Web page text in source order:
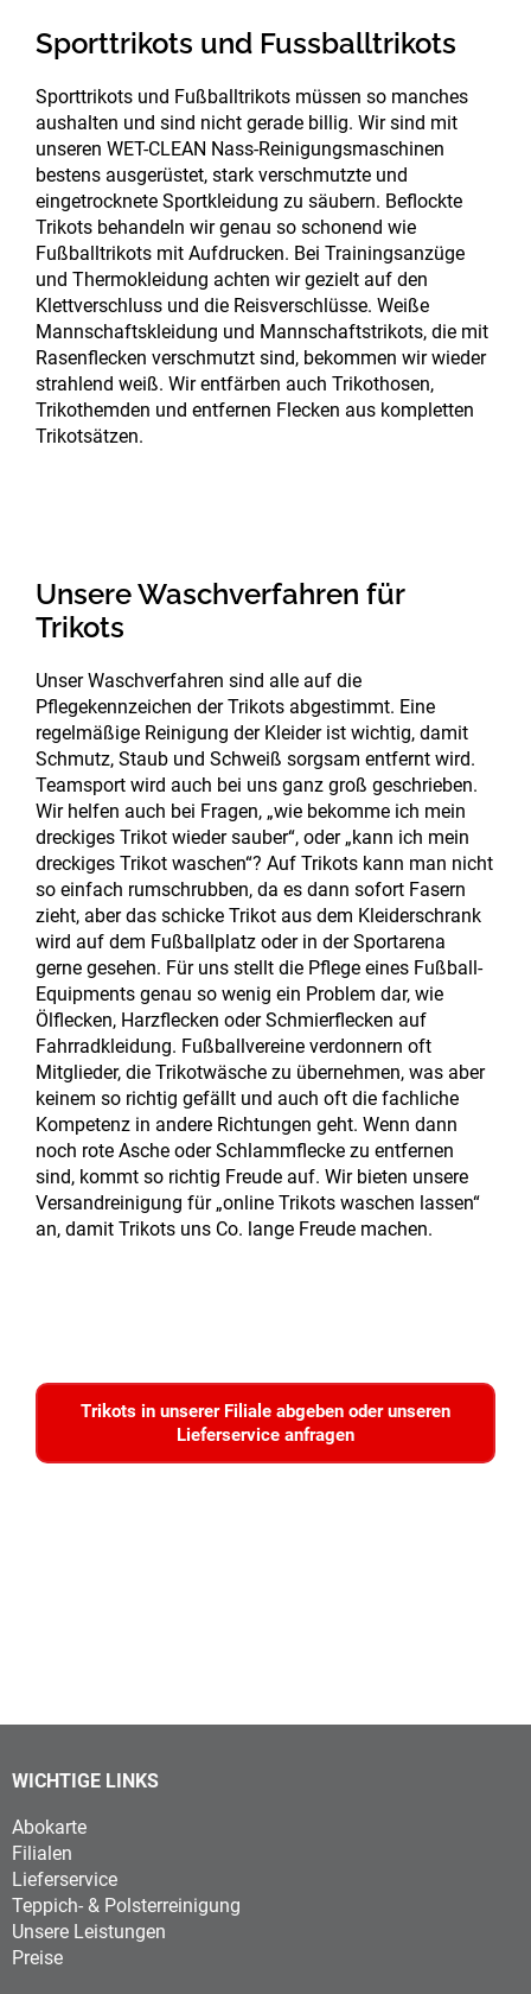
Sporttrikots und Fussballtrikots
Sporttrikots und Fußballtrikots müssen so manches
aushalten und sind nicht gerade billig. Wir sind mit
unseren WET-CLEAN Nass-Reinigungsmaschinen
bestens ausgerüstet, stark verschmutzte und
eingetrocknete Sportkleidung zu säubern. Beflockte
Trikots behandeln wir genau so schonend wie
Fußballtrikots mit Aufdrucken. Bei Trainingsanzüge
und Thermokleidung achten wir gezielt auf den
Klettverschluss und die Reisverschlüsse. Weiße
Mannschaftskleidung und Mannschaftstrikots, die mit
Rasenflecken verschmutzt sind, bekommen wir wieder
strahlend weiß. Wir entfärben auch Trikothosen,
Trikothemden und entfernen Flecken aus kompletten
Trikotsätzen.
Unsere Waschverfahren für
Trikots
Unser Waschverfahren sind alle auf die
Pflegekennzeichen der Trikots abgestimmt. Eine
regelmäßige Reinigung der Kleider ist wichtig, damit
Schmutz, Staub und Schweiß sorgsam entfernt wird.
Teamsport wird auch bei uns ganz groß geschrieben.
Wir helfen auch bei Fragen, „wie bekomme ich mein
dreckiges Trikot wieder sauber“, oder „kann ich mein
dreckiges Trikot waschen“? Auf Trikots kann man nicht
so einfach rumschrubben, da es dann sofort Fasern
zieht, aber das schicke Trikot aus dem Kleiderschrank
wird auf dem Fußballplatz oder in der Sportarena
gerne gesehen. Für uns stellt die Pflege eines Fußball-
Equipments genau so wenig ein Problem dar, wie
Ölflecken, Harzflecken oder Schmierflecken auf
Fahrradkleidung. Fußballvereine verdonnern oft
Mitglieder, die Trikotwäsche zu übernehmen, was aber
keinem so richtig gefällt und auch oft die fachliche
Kompetenz in andere Richtungen geht. Wenn dann
noch rote Asche oder Schlammflecke zu entfernen
sind, kommt so richtig Freude auf. Wir bieten unsere
Versandreinigung für „online Trikots waschen lassen“
an, damit Trikots uns Co. lange Freude machen.
Trikots in unserer Filiale abgeben oder unseren
Lieferservice anfragen
WICHTIGE LINKS
Abokarte
Filialen
Lieferservice
Teppich- & Polsterreinigung
Unsere Leistungen
Preise